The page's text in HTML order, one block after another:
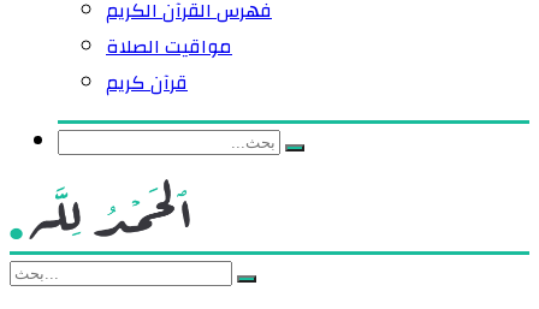
فهرس القرآن الكريم
مواقيت الصلاة
قرآن كريم